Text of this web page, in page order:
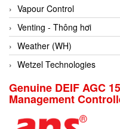
Cosa Xentaur
Cosil
Coulton
Crouzet
Crowcon
Crutec Dust Zero Vietnam
Crydom
Vapour Control
Venting - Thông hơi
Weather (WH)
Wetzel Technologies
Genuine DEIF AGC
Management